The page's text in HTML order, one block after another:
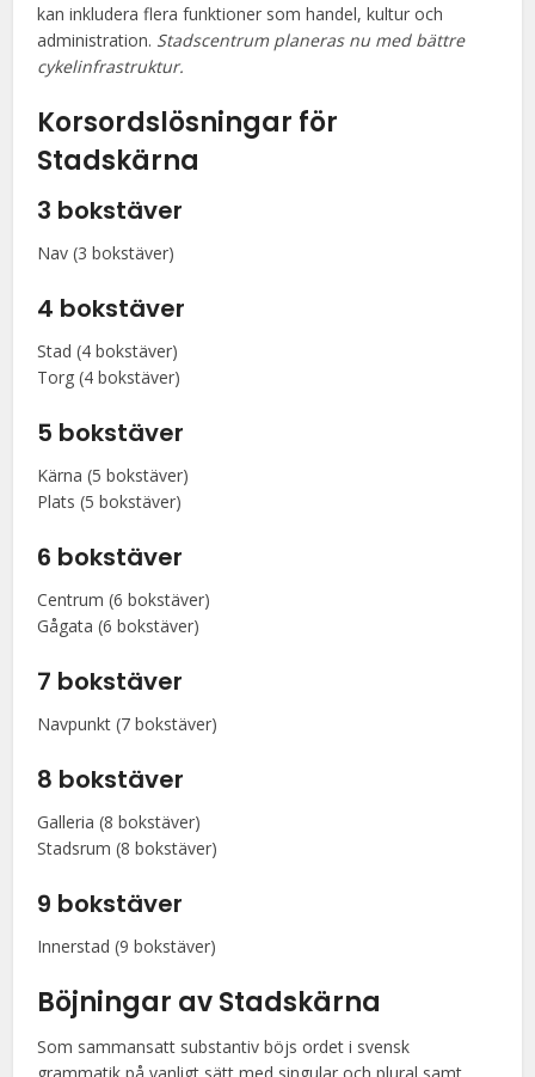
kan inkludera flera funktioner som handel, kultur och
administration. Stadscentrum planeras nu med bättre
cykelinfrastruktur.
Korsordslösningar för
Stadskärna
3 bokstäver
Nav (3 bokstäver)
4 bokstäver
Stad (4 bokstäver)
Torg (4 bokstäver)
5 bokstäver
Kärna (5 bokstäver)
Plats (5 bokstäver)
6 bokstäver
Centrum (6 bokstäver)
Gågata (6 bokstäver)
7 bokstäver
Navpunkt (7 bokstäver)
8 bokstäver
Galleria (8 bokstäver)
Stadsrum (8 bokstäver)
9 bokstäver
Innerstad (9 bokstäver)
Böjningar av Stadskärna
Som sammansatt substantiv böjs ordet i svensk